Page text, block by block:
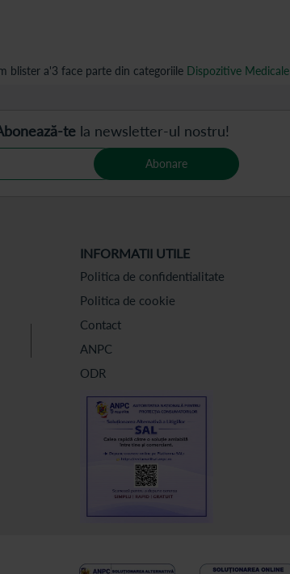
blister a'3 face parte din categoriile Dispozitive Medicale
te la newsletter-ul nostru!
Abonare
INFORMATII UTILE
Politica de confidentialitate
Politica de cookie
Contact
ANPC
ODR